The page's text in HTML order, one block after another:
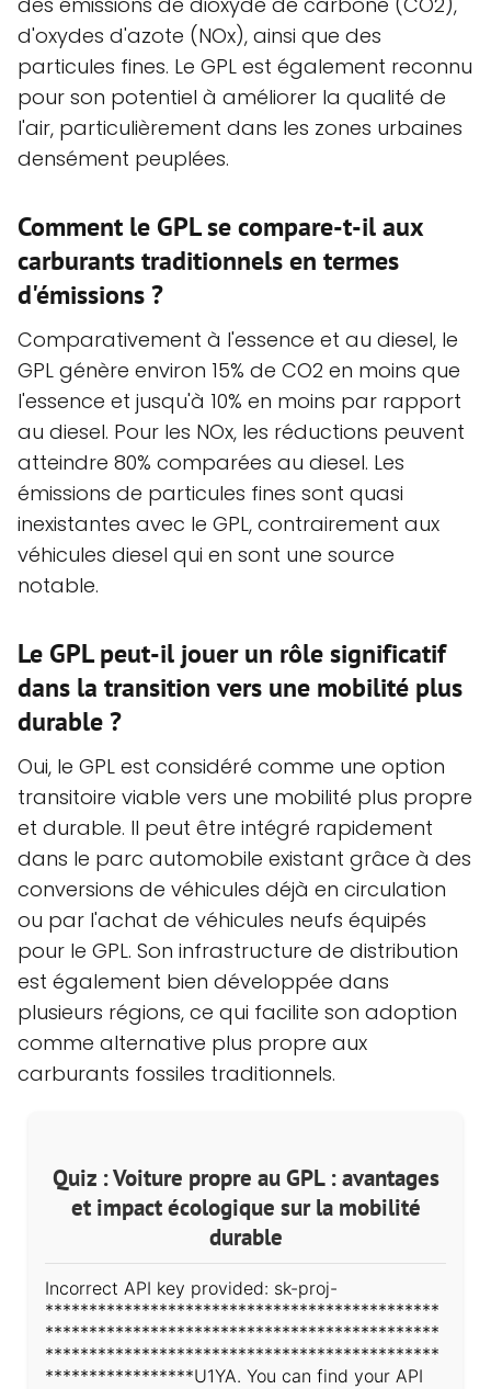
d'oxydes d'azote (NOx), ainsi que des
particules fines. Le GPL est également reconnu
pour son potentiel à améliorer la qualité de
l'air, particulièrement dans les zones urbaines
densément peuplées.
Comment le GPL se compare-t-il aux
carburants traditionnels en termes
d'émissions ?
Comparativement à l'essence et au diesel, le
GPL génère environ 15% de CO2 en moins que
l'essence et jusqu'à 10% en moins par rapport
au diesel. Pour les NOx, les réductions peuvent
atteindre 80% comparées au diesel. Les
émissions de particules fines sont quasi
inexistantes avec le GPL, contrairement aux
véhicules diesel qui en sont une source
notable.
Le GPL peut-il jouer un rôle significatif
dans la transition vers une mobilité plus
durable ?
Oui, le GPL est considéré comme une option
transitoire viable vers une mobilité plus propre
et durable. Il peut être intégré rapidement
dans le parc automobile existant grâce à des
conversions de véhicules déjà en circulation
ou par l'achat de véhicules neufs équipés
pour le GPL. Son infrastructure de distribution
est également bien développée dans
plusieurs régions, ce qui facilite son adoption
comme alternative plus propre aux
carburants fossiles traditionnels.
Quiz : Voiture propre au GPL : avantages
et impact écologique sur la mobilité
durable
Incorrect API key provided: sk-proj-
*********************************************
*********************************************
*********************************************
*****************U1YA. You can find your API